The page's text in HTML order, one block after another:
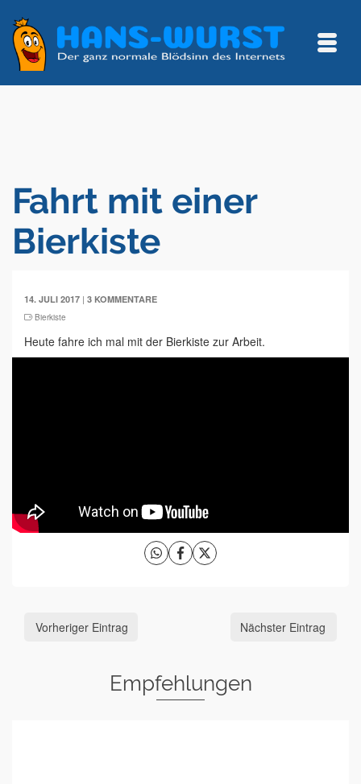
Fahrt mit einer
Bierkiste
14. JULI 2017 | 3 KOMMENTARE
Bierkiste
Heute fahre ich mal mit der Bierkiste zur Arbeit.
Vorheriger Eintrag Nächster Eintrag
Empfehlungen